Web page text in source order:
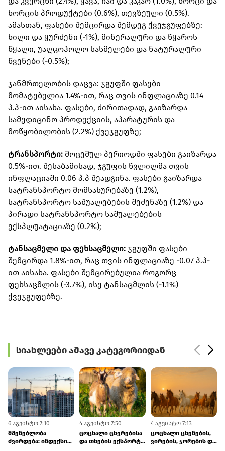
ხორცის პროდუქტები (0.6%), თევზეული (0.5%).
ამასთან, ფასები შემცირდა შემდეგ ქვეჯგუფებზე:
ხილი და ყურძენი (-1%), მინერალური და წყაროს
წყალი, უალკოჰოლო სასმელები და ნატურალური
წვენები (-0.5%);
ჯანმრთელობის დაცვა: ჯგუფში ფასები
მომატებულია 1.4%-ით, რაც თვის ინფლაციაზე 0.14
პ.პ-ით აისახა. ფასები, ძირითადად, გაიზარდა
სამედიცინო პროდუქციის, აპარატურის და
მოწყობილობის (2.2%) ქვეჯგუფზე;
ტრანსპორტი: მოცემულ პერიოდში ფასები გაიზარდა
0.5%-ით. შესაბამისად, ჯგუფის წვლილმა თვის
ინფლაციაში 0.06 პ.პ შეადგინა. ფასები გაიზარდა
სატრანსპორტო მომსახურებაზე (1.2%),
სატრანსპორტო საშუალებების შეძენაზე (1.2%) და
პირადი სატრანსპორტო საშუალებების
ექსპლუატაციაზე (0.2%);
ტანსაცმელი და ფეხსაცმელი: ჯგუფში ფასები
შემცირდა 1.8%-ით, რაც თვის ინფლაციაზე -0.07 პ.პ-
ით აისახა. ფასები შემცირებულია როგორც
ფეხსაცმლის (-3.7%), ისე ტანსაცმლის (-1.1%)
ქვეჯგუფებზე.
სიახლეები ამავე კატეგორიიდან
6 აგვისტო 7:10
მშენებლობა
ძვირდება: ინდექსის
4 აგვისტო 7:50
ცოცხალი ცხვრებისა
და თხების ექსპორტი
4 აგვისტო 7:13
ცოცხალი ცხენების,
ვირების, ჯორების და